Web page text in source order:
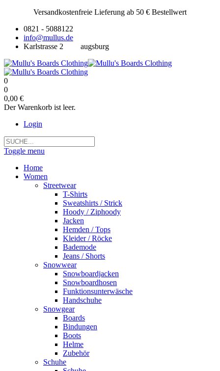
Versandkostenfreie Lieferung ab 50 € Bestellwert
0821 - 5088122
info@mullus.de
Karlstrasse 2
augsburg
0
0
0,00 €
Der Warenkorb ist leer.
Login
Toggle menu
Home
Women
Streetwear
T-Shirts
Sweatshirts / Strick
Hoody / Ziphoody
Jacken
Hemden / Tops
Kleider / Röcke
Bademode
Jeans / Shorts
Snowwear
Snowboardjacken
Snowboardhosen
Funktionsunterwäsche
Handschuhe
Snowgear
Boards
Bindungen
Boots
Helme
Zubehör
Schuhe